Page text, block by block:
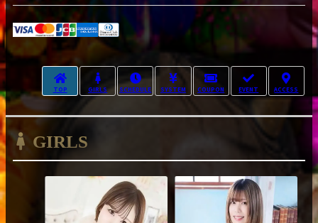
TOP GIRLS SCHEDULE SYSTEM COUPON EVENT ACCESS
GIRLS